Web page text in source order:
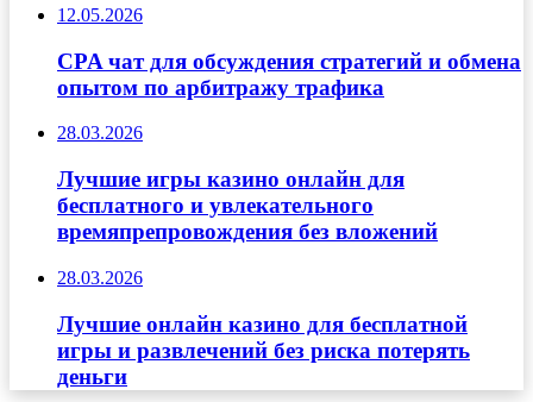
12.05.2026
CPA чат для обсуждения стратегий и обмена
опытом по арбитражу трафика
28.03.2026
Лучшие игры казино онлайн для
бесплатного и увлекательного
времяпрепровождения без вложений
28.03.2026
Лучшие онлайн казино для бесплатной
игры и развлечений без риска потерять
деньги